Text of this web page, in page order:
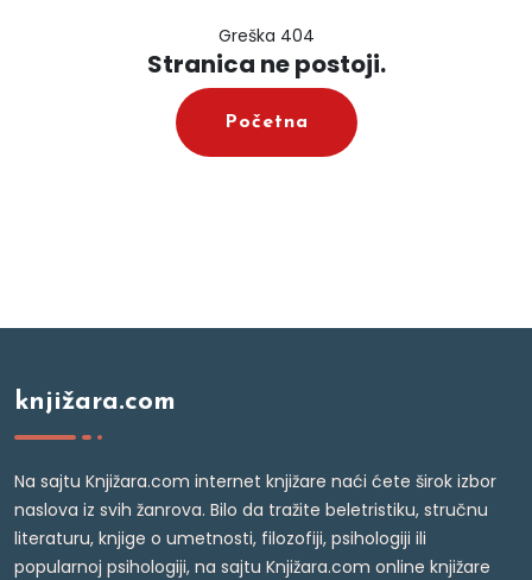
Greška 404
Stranica ne postoji.
Početna
knjižara.com
Na sajtu Knjižara.com internet knjižare naći ćete širok izbor
naslova iz svih žanrova. Bilo da tražite beletristiku, stručnu
literaturu, knjige o umetnosti, filozofiji, psihologiji ili
popularnoj psihologiji, na sajtu Knjižara.com online knjižare